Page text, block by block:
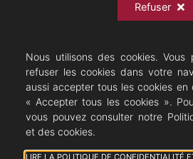
SPECTACLES
Nous utilisons des cookies. Vous
refuser les cookies dans votre
aussi accepter tous les cookies en
« Accepter tous les cookies ».
vous pouvez consulter notre
et des cookies.
LIRE LA POLITIQUE DE CONFIDENTIALITÉ
Refuser